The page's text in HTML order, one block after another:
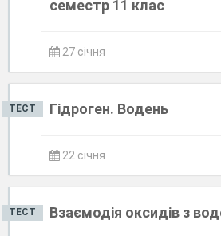
семестр 11 клас
27 січня
ТЕСТ Гідроген. Водень
22 січня
ТЕСТ Взаємодія оксидів з